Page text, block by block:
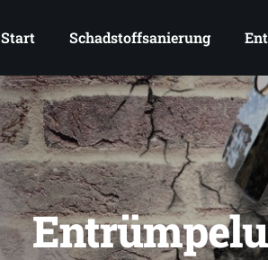
Start Schadstoffsanierung